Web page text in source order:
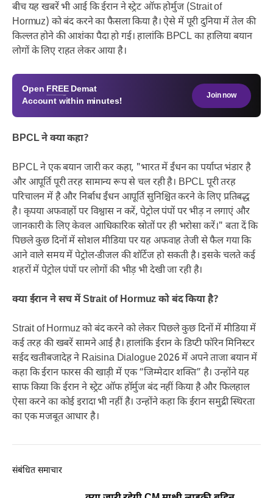
बीच यह खबरें भी आई कि ईरान ने स्ट्रेट ऑफ होर्मुज (Strait of
Hormuz) को बंद करने का फैसला किया है। ऐसे में पूरी दुनिया में तेल की
किल्लत होने की आशंका पैदा हो गई। हालांकि BPCL का हालिया बयान
लोगों के लिए राहत लेकर आया है।
Open FREE Demat
Account within minutes!
Join now
BPCL ने क्या कहा?
BPCL ने एक बयान जारी कर कहा, "भारत में ईंधन का पर्याप्त भंडार है
और आपूर्ति पूरी तरह सामान्य रूप से चल रही है। BPCL पूरी तरह
परिचालन में है और निर्बाध ईंधन आपूर्ति सुनिश्चित करने के लिए प्रतिबद्ध
है। कृपया अफवाहों पर विश्वास न करें, पेट्रोल पंपों पर भीड़ न लगाएं और
जानकारी के लिए केवल आधिकारिक स्रोतों पर ही भरोसा करें।" बता दें कि
पिछले कुछ दिनों में सोशल मीडिया पर यह अफवाह तेजी से फैल गया कि
आने वाले समय में पेट्रोल-डीजल की शॉर्टेज हो सकती है। इसके चलते कई
शहरों में पेट्रोल पंपों पर लोगों की भीड़ भी देखी जा रही है।
क्या ईरान ने सच में Strait of Hormuz को बंद किया है?
Strait of Hormuz को बंद करने को लेकर पिछले कुछ दिनों में मीडिया में
कई तरह की खबरें सामने आई है। हालांकि ईरान के डिप्टी फॉरेन मिनिस्टर
सईद खतीबजादेह ने Raisina Dialogue 2026 में अपने ताजा बयान में
कहा कि ईरान फारस की खाड़ी में एक “जिम्मेदार शक्ति” है। उन्होंने यह
साफ किया कि ईरान ने स्ट्रेट ऑफ हॉर्मुज बंद नहीं किया है और फिलहाल
ऐसा करने का कोई इरादा भी नहीं है। उन्होंने कहा कि ईरान समुद्री स्थिरता
का एक मजबूत आधार है।
संबंधित समाचार